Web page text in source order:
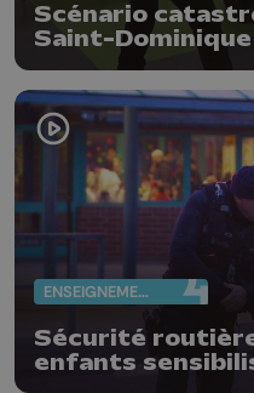
Scénario
Saint-Dominique
ENSEIGNEMENT
Sécurité
enfants